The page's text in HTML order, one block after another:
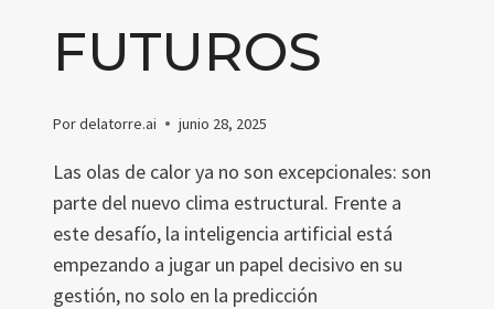
FUTUROS
Pordelatorre.ai junio 28, 2025
Las olas de calor ya no son excepcionales: son
parte del nuevo clima estructural. Frente a
este desafío, la inteligencia artificial está
empezando a jugar un papel decisivo en su
gestión, no solo en la predicción